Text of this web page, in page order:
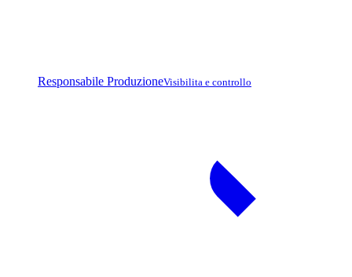
Responsabile ProduzioneVisibilita e controllo